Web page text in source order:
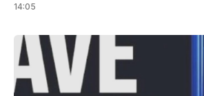
14:05